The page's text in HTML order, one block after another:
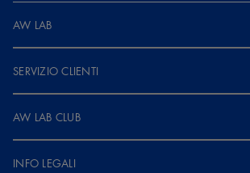
AW LAB
SERVIZIO CLIENTI
AW LAB CLUB
INFO LEGALI